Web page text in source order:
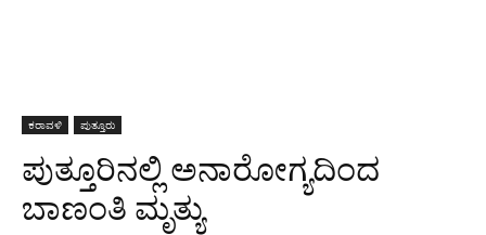
ಕರಾವಳಿ ಪುತ್ತೂರು
ಪುತ್ತೂರಿನಲ್ಲಿ ಅನಾರೋಗ್ಯದಿಂದ
ಬಾಣಂತಿ ಮೃತ್ಯು